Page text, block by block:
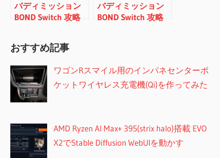
バディミッション
BOND Switch 攻略
バディミッション
BOND Switch 攻略
おすすめ記事
ワゴンRスマイル用のインパネセンターポ
ケットワイヤレス充電機(Qi)を作ってみた
AMD Ryzen AI Max+ 395(strix halo)搭載 EVO
X2でStable Diffusion WebUIを動かす